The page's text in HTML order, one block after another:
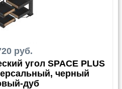
руб.
угол SPACE PLUS
черный
дуб